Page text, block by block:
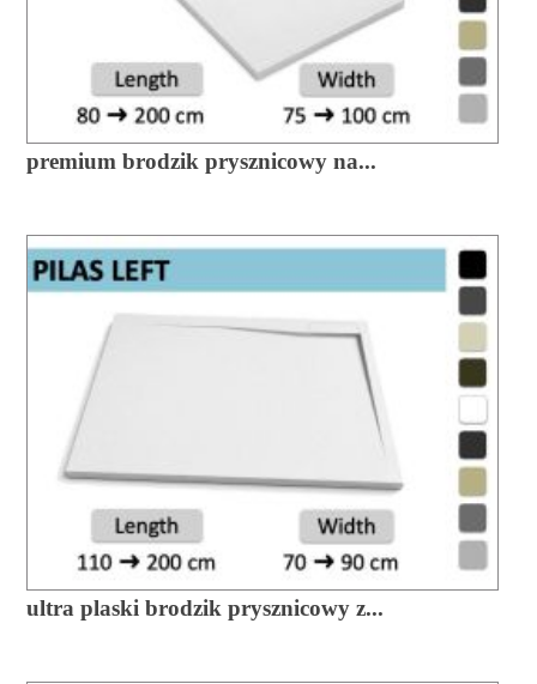
premium brodzik prysznicowy na...
ultra plaski brodzik prysznicowy z...